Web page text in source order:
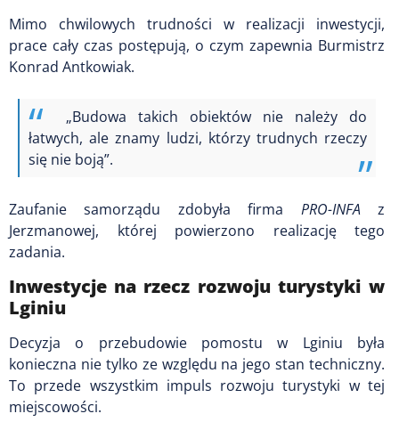
Mimo chwilowych trudności w realizacji inwestycji,
prace cały czas postępują, o czym zapewnia Burmistrz
Konrad Antkowiak.
„Budowa takich obiektów nie należy do
łatwych, ale znamy ludzi, którzy trudnych rzeczy
się nie boją”.
Zaufanie samorządu zdobyła firma PRO-INFAz
Jerzmanowej, której powierzono realizację tego
zadania.
Inwestycje na rzecz rozwoju turystyki w
Lginiu
Decyzja o przebudowie pomostu w Lginiu była
konieczna nie tylko ze względu na jego stan techniczny.
To przede wszystkim impuls rozwoju turystyki w tej
miejscowości.